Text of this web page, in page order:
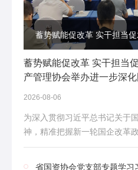
Next
蓄势赋能促改革 实干担当
产管理协会举办进一步深
2026-08-06
为深入贯彻习近平总书记关于
神，精准把握新一轮国企改革
安徽省国有资产管理协会在宣
省国资协会党支部专题学习